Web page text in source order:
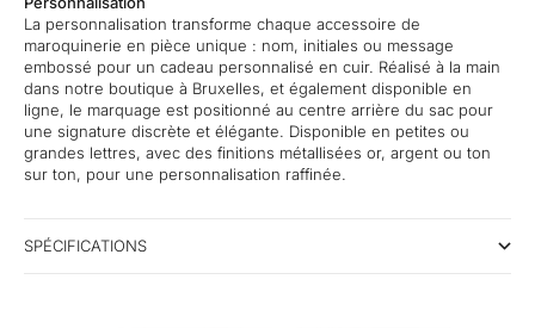
La personnalisation transforme chaque accessoire de
maroquinerie en pièce unique : nom, initiales ou message
embossé pour un cadeau personnalisé en cuir. Réalisé à la main
dans notre boutique à Bruxelles, et également disponible en
ligne, le marquage est positionné au centre arrière du sac pour
une signature discrète et élégante. Disponible en petites ou
grandes lettres, avec des finitions métallisées or, argent ou ton
sur ton, pour une personnalisation raffinée.
SPÉCIFICATIONS